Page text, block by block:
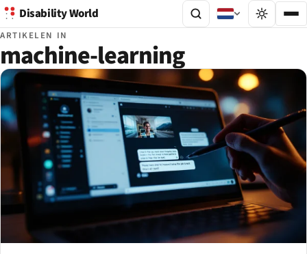
Disability World
ARTIKELEN IN
machine-learning